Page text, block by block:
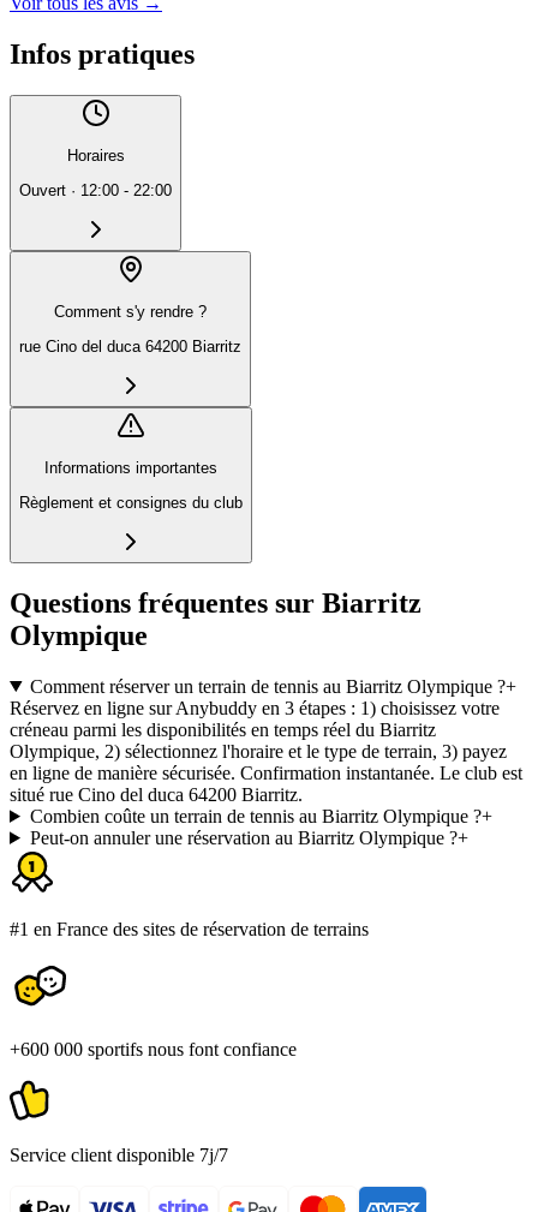
Infos pratiques
Horaires
Ouvert · 12:00 - 22:00
Comment s'y rendre ?
rue Cino del duca 64200 Biarritz
Informations importantes
Règlement et consignes du club
Questions fréquentes sur Biarritz
Olympique
Comment réserver un terrain de tennis au Biarritz Olympique ?+
Réservez en ligne sur Anybuddy en 3 étapes : 1) choisissez votre
créneau parmi les disponibilités en temps réel du Biarritz
Olympique, 2) sélectionnez l'horaire et le type de terrain, 3) payez
en ligne de manière sécurisée. Confirmation instantanée. Le club est
situé rue Cino del duca 64200 Biarritz.
Combien coûte un terrain de tennis au Biarritz Olympique ?+
Peut-on annuler une réservation au Biarritz Olympique ?+
#1 en France des sites de réservation de terrains
+600 000 sportifs nous font confiance
Service client disponible 7j/7